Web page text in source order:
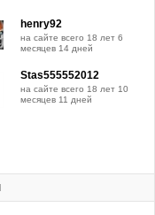
henry92
на сайте всего 18 лет 6
месяцев 14 дней
Stas555552012
на сайте всего 18 лет 10
месяцев 11 дней